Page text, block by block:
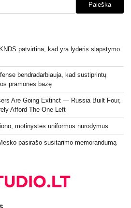
Paieška
KNDS patvirtina, kad yra lyderis slapstymo
bendradarbiauja, kad sustiprintų
pramonės bazę
Are Going Extinct — Russia Built Four,
Afford The One Left
motinystės uniformos nurodymus
pasirašo susitarimo memorandumą